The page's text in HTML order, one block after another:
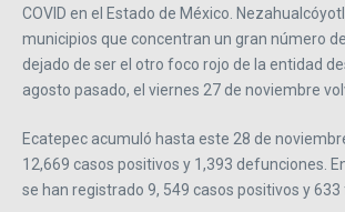
COVID en el Estado de México.
municipios que concentran un gran número
dejado de ser el otro foco rojo de la entidad
agosto pasado, el viernes 27 de noviembre
Ecatepec acumuló hasta este 28 de
12,669 casos positivos y 1,393 defunciones.
se han registrado 9, 549 casos positivos y